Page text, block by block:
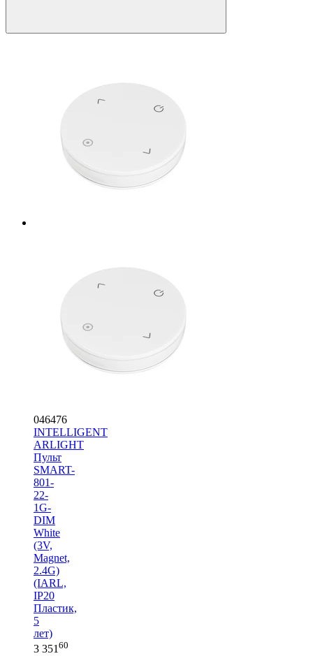
046476
INTELLIGENT
ARLIGHT
Пульт
SMART-
801-
22-
1G-
DIM
White
(3V,
Magnet,
2.4G)
(IARL,
IP20
Пластик,
5
лет)
3 351 60